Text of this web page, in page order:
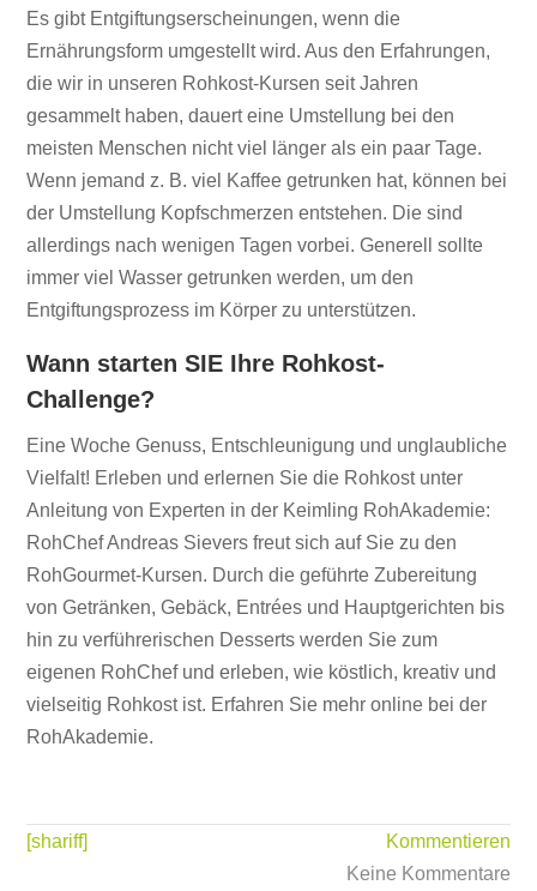
Es gibt Entgiftungserscheinungen, wenn die
Ernährungsform umgestellt wird. Aus den Erfahrungen,
die wir in unseren Rohkost-Kursen seit Jahren
gesammelt haben, dauert eine Umstellung bei den
meisten Menschen nicht viel länger als ein paar Tage.
Wenn jemand z. B. viel Kaffee getrunken hat, können bei
der Umstellung Kopfschmerzen entstehen. Die sind
allerdings nach wenigen Tagen vorbei. Generell sollte
immer viel Wasser getrunken werden, um den
Entgiftungsprozess im Körper zu unterstützen.
Wann starten SIE Ihre Rohkost-
Challenge?
Eine Woche Genuss, Entschleunigung und unglaubliche
Vielfalt! Erleben und erlernen Sie die Rohkost unter
Anleitung von Experten in der Keimling RohAkademie:
RohChef Andreas Sievers freut sich auf Sie zu den
RohGourmet-Kursen. Durch die geführte Zubereitung
von Getränken, Gebäck, Entrées und Hauptgerichten bis
hin zu verführerischen Desserts werden Sie zum
eigenen RohChef und erleben, wie köstlich, kreativ und
vielseitig Rohkost ist. Erfahren Sie mehr online bei der
RohAkademie.
[shariff]
Kommentieren
Keine Kommentare